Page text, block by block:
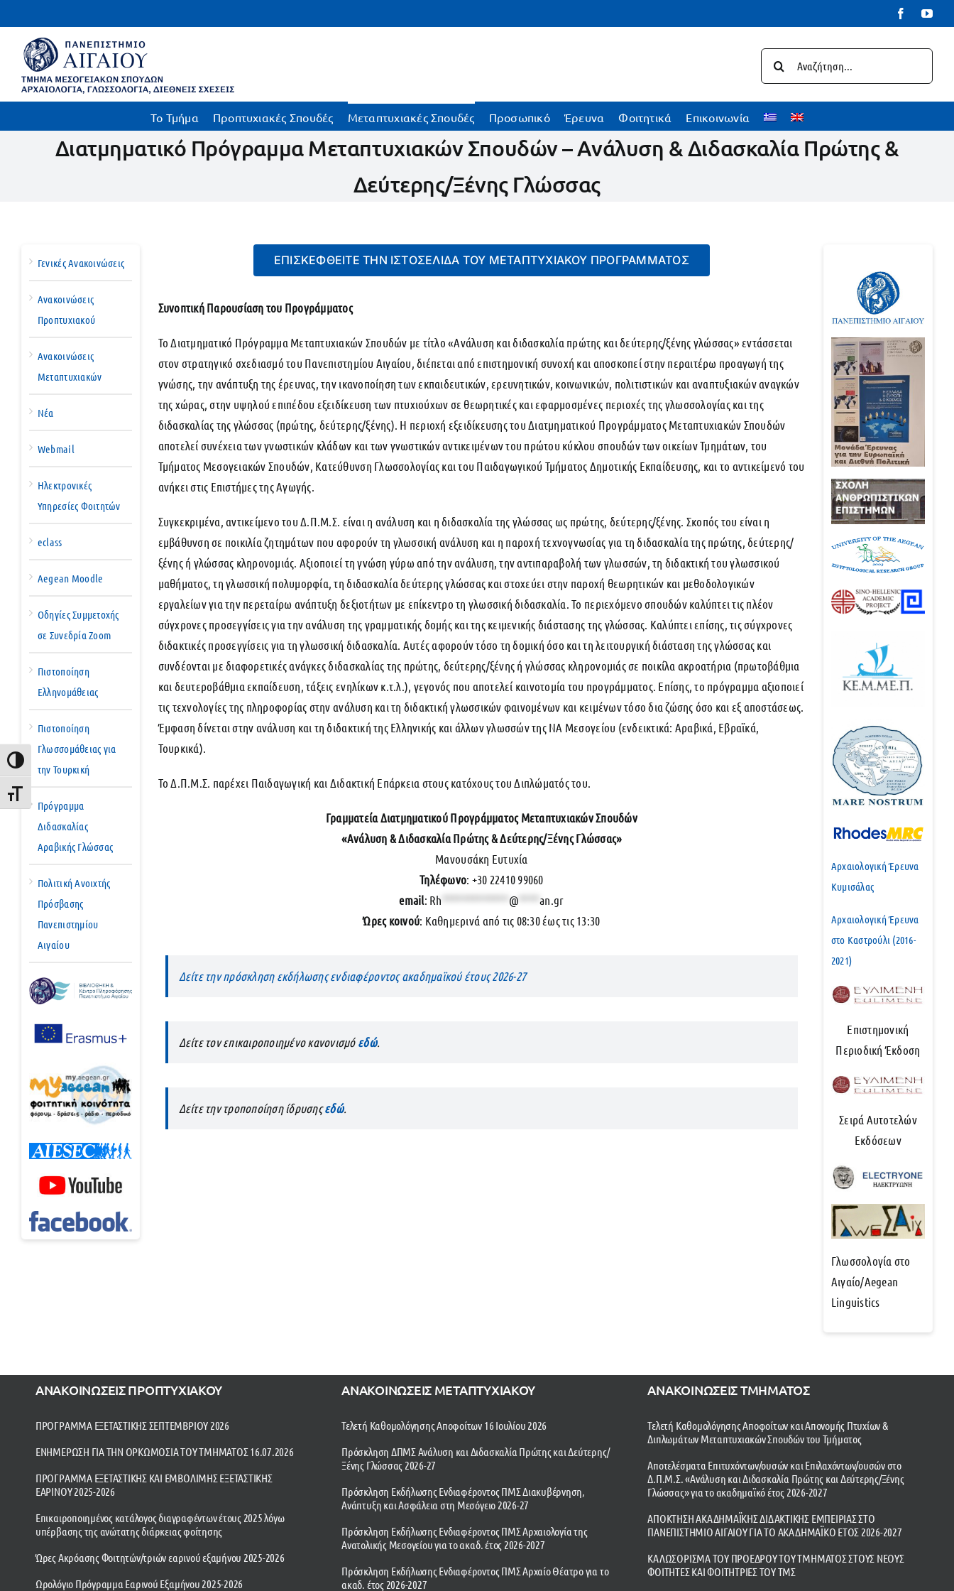
Εναλλαγή Υψηλής Αντίθεσης
Εναλλαγή Μεγέθους Γραμμάτων
στο
περιεχόμενο
Facebook
για:
To Τμήμα Προπτυχιακές Σπουδές Μεταπτυχιακές Σπουδές Προσωπικό Έρευνα Φοιτητικά Επικοινωνία
Διατμηματικό Πρόγραμμα Μεταπτυχιακών Σπουδών – Ανάλυση & Διδασκαλία Πρώτης &
Δεύτερης/Ξένης Γλώσσας
ΕΠΙΣΚΕΦΘΕΊΤΕ ΤΗΝ ΙΣΤΟΣΕΛΊΔΑ ΤΟΥ ΜΕΤΑΠΤΥΧΙΑΚΟΎ ΠΡΟΓΡΆΜΜΑΤΟΣ
Συνοπτική Παρουσίαση του Προγράμματος
Το Διατμηματικό Πρόγραμμα Μεταπτυχιακών Σπουδών με τίτλο «Ανάλυση και διδασκαλία πρώτης και δεύτερης/ξένης γλώσσας» εντάσσεται
στον στρατηγικό σχεδιασμό του Πανεπιστημίου Αιγαίου, διέπεται από επιστημονική συνοχή και αποσκοπεί στην περαιτέρω προαγωγή της
γνώσης, την ανάπτυξη της έρευνας, την ικανοποίηση των εκπαιδευτικών, ερευνητικών, κοινωνικών, πολιτιστικών και αναπτυξιακών αναγκών
της χώρας, στην υψηλού επιπέδου εξειδίκευση των πτυχιούχων σε θεωρητικές και εφαρμοσμένες περιοχές της γλωσσολογίας και της
διδασκαλίας της γλώσσας (πρώτης, δεύτερης/ξένης). Η περιοχή εξειδίκευσης του Διατμηματικού Προγράμματος Μεταπτυχιακών Σπουδών
αποτελεί συνέχεια των γνωστικών κλάδων και των γνωστικών αντικειμένων του πρώτου κύκλου σπουδών των οικείων Τμημάτων, του
Τμήματος Μεσογειακών Σπουδών, Κατεύθυνση Γλωσσολογίας και του Παιδαγωγικού Τμήματος Δημοτικής Εκπαίδευσης, και το αντικείμενό του
ανήκει στις Επιστήμες της Αγωγής.
Συγκεκριμένα, αντικείμενο του Δ.Π.Μ.Σ. είναι η ανάλυση και η διδασκαλία της γλώσσας ως πρώτης, δεύτερης/ξένης. Σκοπός του είναι η
εμβάθυνση σε ποικιλία ζητημάτων που αφορούν τη γλωσσική ανάλυση και η παροχή τεχνογνωσίας για τη διδασκαλία της πρώτης, δεύτερης/
ξένης ή γλώσσας κληρονομιάς. Αξιοποιεί τη γνώση γύρω από την ανάλυση, την αντιπαραβολή των γλωσσών, τη διδακτική του γλωσσικού
μαθήματος, τη γλωσσική πολυμορφία, τη διδασκαλία δεύτερης γλώσσας και στοχεύει στην παροχή θεωρητικών και μεθοδολογικών
εργαλείων για την περεταίρω ανάπτυξη δεξιοτήτων με επίκεντρο τη γλωσσική διδασκαλία. Το περιεχόμενο σπουδών καλύπτει τις πλέον
σύγχρονες προσεγγίσεις για την ανάλυση της γραμματικής δομής και της κειμενικής διάστασης της γλώσσας. Καλύπτει επίσης, τις σύγχρονες
διδακτικές προσεγγίσεις για τη γλωσσική διδασκαλία. Αυτές αφορούν τόσο τη δομική όσο και τη λειτουργική διάσταση της γλώσσας και
συνδέονται με διαφορετικές ανάγκες διδασκαλίας της πρώτης, δεύτερης/ξένης ή γλώσσας κληρονομιάς σε ποικίλα ακροατήρια (πρωτοβάθμια
και δευτεροβάθμια εκπαίδευση, τάξεις ενηλίκων κ.τ.λ.), γεγονός που αποτελεί καινοτομία του προγράμματος. Επίσης, το πρόγραμμα αξιοποιεί
τις τεχνολογίες της πληροφορίας στην ανάλυση και τη διδακτική γλωσσικών φαινομένων και κειμένων τόσο δια ζώσης όσο και εξ αποστάσεως.
Έμφαση δίνεται στην ανάλυση και τη διδακτική της Ελληνικής και άλλων γλωσσών της ΝΑ Μεσογείου (ενδεικτικά: Αραβικά, Εβραϊκά,
Τουρκικά).
Το Δ.Π.Μ.Σ. παρέχει Παιδαγωγική και Διδακτική Επάρκεια στους κατόχους του Διπλώματός του.
Γραμματεία Διατμηματικού Προγράμματος Μεταπτυχιακών Σπουδών
«Ανάλυση & Διδασκαλία Πρώτης & Δεύτερης/Ξένης Γλώσσας»
Μανουσάκη Ευτυχία
Τηλέφωνο: +30 22410 99060
email: Rh ************* @ ****an.gr
Ώρες κοινού: Καθημερινά από τις 08:30 έως τις 13:30
Δείτε την πρόσκληση εκδήλωσης ενδιαφέροντος ακαδημαϊκού έτους 2026-27
Δείτε τον επικαιροποιημένο κανονισμό εδώ.
Δείτε την τροποποίηση ίδρυσηςεδώ.
Γενικές Ανακοινώσεις
Ανακοινώσεις
Προπτυχιακού
Ανακοινώσεις
Μεταπτυχιακών
Νέα
Webmail
Ηλεκτρονικές
Υπηρεσίες Φοιτητών
eclass
Aegean Moodle
Οδηγίες Συμμετοχής
σε Συνεδρία Zoom
Πιστοποίηση
Ελληνομάθειας
Πιστοποίηση
Γλωσσομάθειας για
την Τουρκική
Πρόγραμμα
Διδασκαλίας
Αραβικής Γλώσσας
Πολιτική Ανοιχτής
Πρόσβασης
Πανεπιστημίου
Αιγαίου
Αρχαιολογική Έρευνα
Κυμισάλας
Αρχαιολογική Έρευνα
στο Καστρούλι (2016-
2021)
Επιστημονική
Περιοδική Έκδοση
Σειρά Αυτοτελών
Εκδόσεων
Γλωσσολογία στο
Αιγαίο/Aegean
Linguistics
ΑΝΑΚΟΙΝΩΣΕΙΣ ΠΡΟΠΤΥΧΙΑΚΟΥ
ΠΡΟΓΡΑΜΜΑ ΕΞΕΤΑΣΤΙΚΗΣ ΣΕΠΤΕΜΒΡΙΟΥ 2026
ΕΝΗΜΕΡΩΣΗ ΓΙΑ ΤΗΝ ΟΡΚΩΜΟΣΙΑ ΤΟΥ ΤΜΗΜΑΤΟΣ 16.07.2026
ΠΡΟΓΡΑΜΜΑ ΕΞΕΤΑΣΤΙΚΗΣ ΚΑΙ ΕΜΒΟΛΙΜΗΣ ΕΞΕΤΑΣΤΙΚΗΣ
ΕΑΡΙΝΟΥ 2025-2026
Επικαιροποιημένος κατάλογος διαγραφέντων έτους 2025 λόγω
υπέρβασης της ανώτατης διάρκειας φοίτησης
Ώρες Ακρόασης Φοιτητών/τριών εαρινού εξαμήνου 2025-2026
Ωρολόγιο Πρόγραμμα Εαρινού Εξαμήνου 2025-2026
ΑΝΑΚΟΙΝΩΣΕΙΣ ΜΕΤΑΠΤΥΧΙΑΚΟΥ
Τελετή Καθομολόγησης Αποφοίτων 16 Ιουλίου 2026
Πρόσκληση ΔΠΜΣ Ανάλυση και Διδασκαλία Πρώτης και Δεύτερης/
Ξένης Γλώσσας 2026-27
Πρόσκληση Εκδήλωσης Ενδιαφέροντος ΠΜΣ Διακυβέρνηση,
Ανάπτυξη και Ασφάλεια στη Μεσόγειο 2026-27
Πρόσκληση Εκδήλωσης Ενδιαφέροντος ΠΜΣ Αρχαιολογία της
Ανατολικής Μεσογείου για το ακαδ. έτος 2026-2027
Πρόσκληση Εκδήλωσης Ενδιαφέροντος ΠΜΣ Αρχαίο Θέατρο για το
ακαδ. έτος 2026-2027
ΑΝΑΚΟΙΝΩΣΕΙΣ ΤΜΗΜΑΤΟΣ
Τελετή Καθομολόγησης Αποφοίτων και Απονομής Πτυχίων &
Διπλωμάτων Μεταπτυχιακών Σπουδών του Τμήματος
Αποτελέσματα Επιτυχόντων/ουσών και Επιλαχόντων/ουσών στο
Δ.Π.Μ.Σ. «Ανάλυση και Διδασκαλία Πρώτης και Δεύτερης/Ξένης
Γλώσσας» για το ακαδημαϊκό έτος 2026-2027
ΑΠΟΚΤΗΣΗ ΑΚΑΔΗΜΑΪΚΗΣ ΔΙΔΑΚΤΙΚΗΣ ΕΜΠΕΙΡΙΑΣ ΣΤΟ
ΠΑΝΕΠΙΣΤΗΜΙΟ ΑΙΓΑΙΟΥ ΓΙΑ ΤΟ ΑΚΑΔΗΜΑΪΚΟ ΕΤΟΣ 2026-2027
ΚΑΛΩΣΟΡΙΣΜΑ ΤΟΥ ΠΡΟΕΔΡΟΥ ΤΟΥ ΤΜΗΜΑΤΟΣ ΣΤΟΥΣ ΝΕΟΥΣ
ΦΟΙΤΗΤΕΣ ΚΑΙ ΦΟΙΤΗΤΡΙΕΣ ΤΟΥ ΤΜΣ